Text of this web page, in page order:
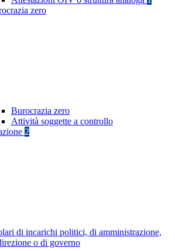
zero
Burocrazia zero
Attività soggette a controllo
2
di incarichi politici, di amministrazione,
o di governo